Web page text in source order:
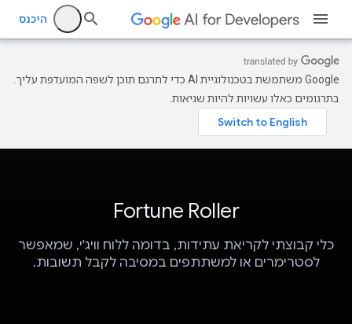
היכנס
‫Google משתמשת בטכנולוגיית AI כדי לתרגם תוכן לשפה המועדפת עליך.
בתרגומים כאלו עשויות להיות שגיאות.
Fortune Roller
כלי קבוצתי לקריאת עתידות, בדומה ללוח וויג'י, שמאפשר
לסטרימרים או למשתתפים במסיבה לקבל תשובות.